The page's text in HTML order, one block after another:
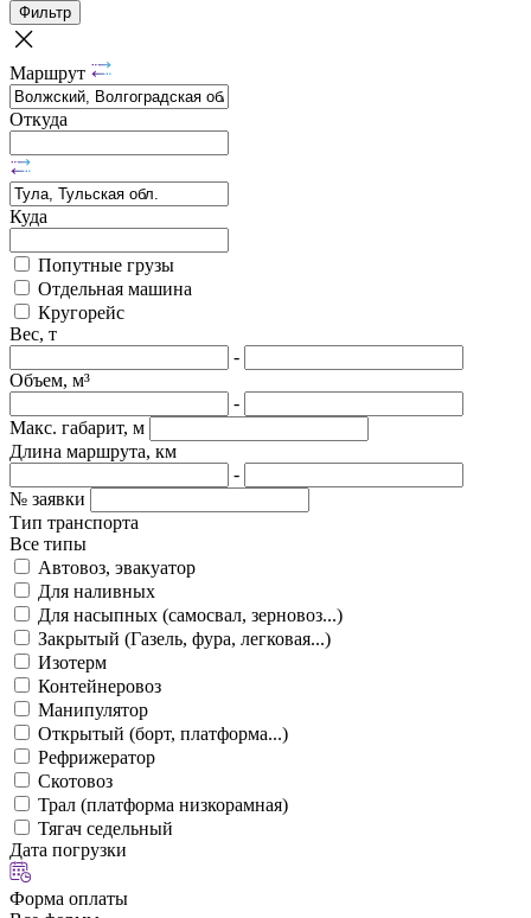
Фильтр
Маршрут
Откуда
Куда
Попутные грузы
Отдельная машина
Кругорейс
Вес, т
-
Объем, м³
-
Макс. габарит, м
Длина маршрута, км
-
№ заявки
Тип транспорта
Все типы
Автовоз, эвакуатор
Для наливных
Для насыпных (самосвал, зерновоз...)
Закрытый (Газель, фура, легковая...)
Изотерм
Контейнеровоз
Манипулятор
Открытый (борт, платформа...)
Рефрижератор
Скотовоз
Трал (платформа низкорамная)
Тягач седельный
Дата погрузки
Форма оплаты